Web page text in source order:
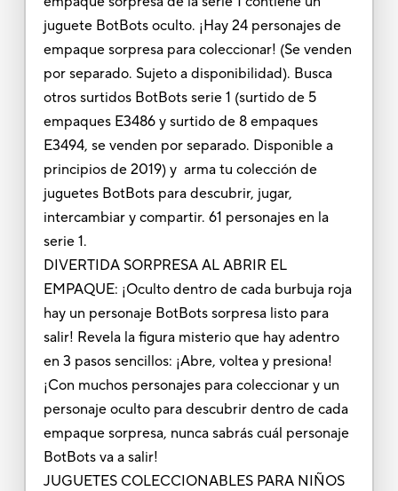
juguete BotBots oculto. ¡Hay 24 personajes de
empaque sorpresa para coleccionar! (Se venden
por separado. Sujeto a disponibilidad). Busca
otros surtidos BotBots serie 1 (surtido de 5
empaques E3486 y surtido de 8 empaques
E3494, se venden por separado. Disponible a
principios de 2019) y arma tu colección de
juguetes BotBots para descubrir, jugar,
intercambiar y compartir. 61 personajes en la
serie 1.
DIVERTIDA SORPRESA AL ABRIR EL
EMPAQUE: ¡Oculto dentro de cada burbuja roja
hay un personaje BotBots sorpresa listo para
salir! Revela la figura misterio que hay adentro
en 3 pasos sencillos: ¡Abre, voltea y presiona!
¡Con muchos personajes para coleccionar y un
personaje oculto para descubrir dentro de cada
empaque sorpresa, nunca sabrás cuál personaje
BotBots va a salir!
JUGUETES COLECCIONABLES PARA NIÑOS